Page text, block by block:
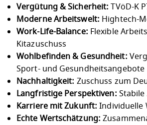
Vergütung & Sicherheit: TVöD-K
Moderne Arbeitswelt: Hightech-
Work-Life-Balance: Flexible
Kitazuschuss
Wohlbefinden & Gesundheit:
Sport- und Gesundheitsangebote
Nachhaltigkeit: Zuschuss zum
Langfristige Perspektiven:
Karriere mit Zukunft: Individuelle
Echte Wertschätzung: